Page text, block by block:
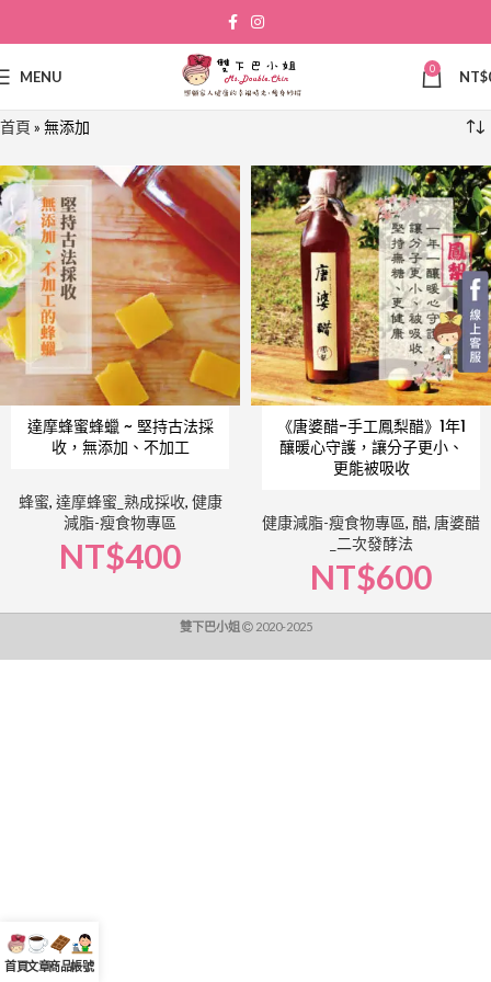
MENU 0 NT$
首頁 » 無添加
達摩蜂蜜蜂蠟 ~ 堅持古法採
收，無添加、不加工
蜂蜜, 達摩蜂蜜_熟成採收, 健康
減脂-瘦食物專區
NT$400
《唐婆醋-手工鳳梨醋》1年1
釀暖心守護，讓分子更小、
更能被吸收
健康減脂-瘦食物專區, 醋, 唐婆醋
_二次發酵法
NT$600
雙下巴小姐 2020-2025
首頁文章商品帳號